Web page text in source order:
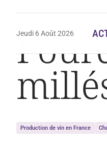
Jeudi 6 Août 2026
Accueil Dégustation
Production de vin en France